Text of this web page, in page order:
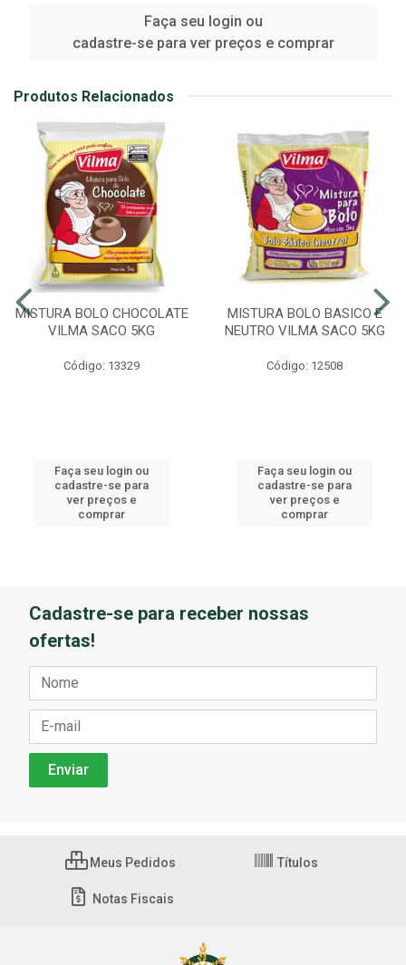
Faça seu login ou
cadastre-se para ver preços e comprar
Produtos Relacionados
MISTURA BOLO CHOCOLATE
VILMA SACO 5KG
Código: 13329
Faça seu login ou
cadastre-se para
ver preços e
comprar
MISTURA BOLO BASICO E
NEUTRO VILMA SACO 5KG
Código: 12508
Faça seu login ou
cadastre-se para
ver preços e
comprar
Cadastre-se para receber nossas
ofertas!
Meus Pedidos Títulos
Notas Fiscais